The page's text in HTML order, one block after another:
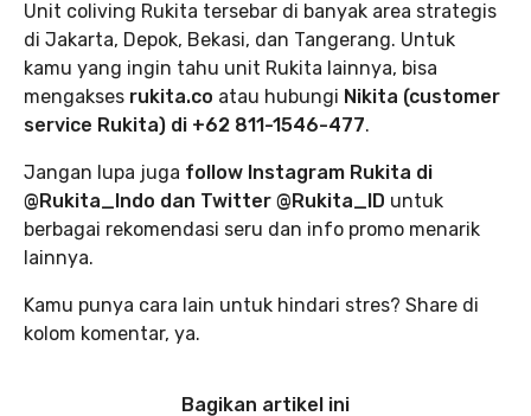
Unit coliving Rukita tersebar di banyak area strategis
di Jakarta, Depok, Bekasi, dan Tangerang. Untuk
kamu yang ingin tahu unit Rukita lainnya, bisa
mengakses rukita.co atau hubungi Nikita (customer
service Rukita) di +62 811-1546-477.
Jangan lupa juga follow Instagram Rukita di
@Rukita_Indo dan Twitter @Rukita_ID untuk
berbagai rekomendasi seru dan info promo menarik
lainnya.
Kamu punya cara lain untuk hindari stres? Share di
kolom komentar, ya.
Bagikan artikel ini